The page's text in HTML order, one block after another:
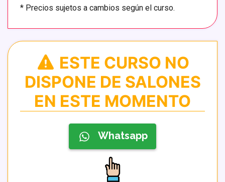
* Precios sujetos a cambios según el curso.
ESTE CURSO NO
DISPONE DE SALONES
EN ESTE MOMENTO
Whatsapp